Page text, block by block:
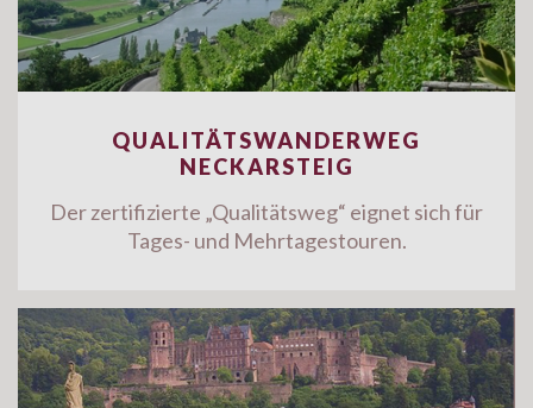
QUALITÄTSWANDERWEG
NECKARSTEIG
Der zertifizierte „Qualitätsweg“ eignet sich für
Tages- und Mehrtagestouren.